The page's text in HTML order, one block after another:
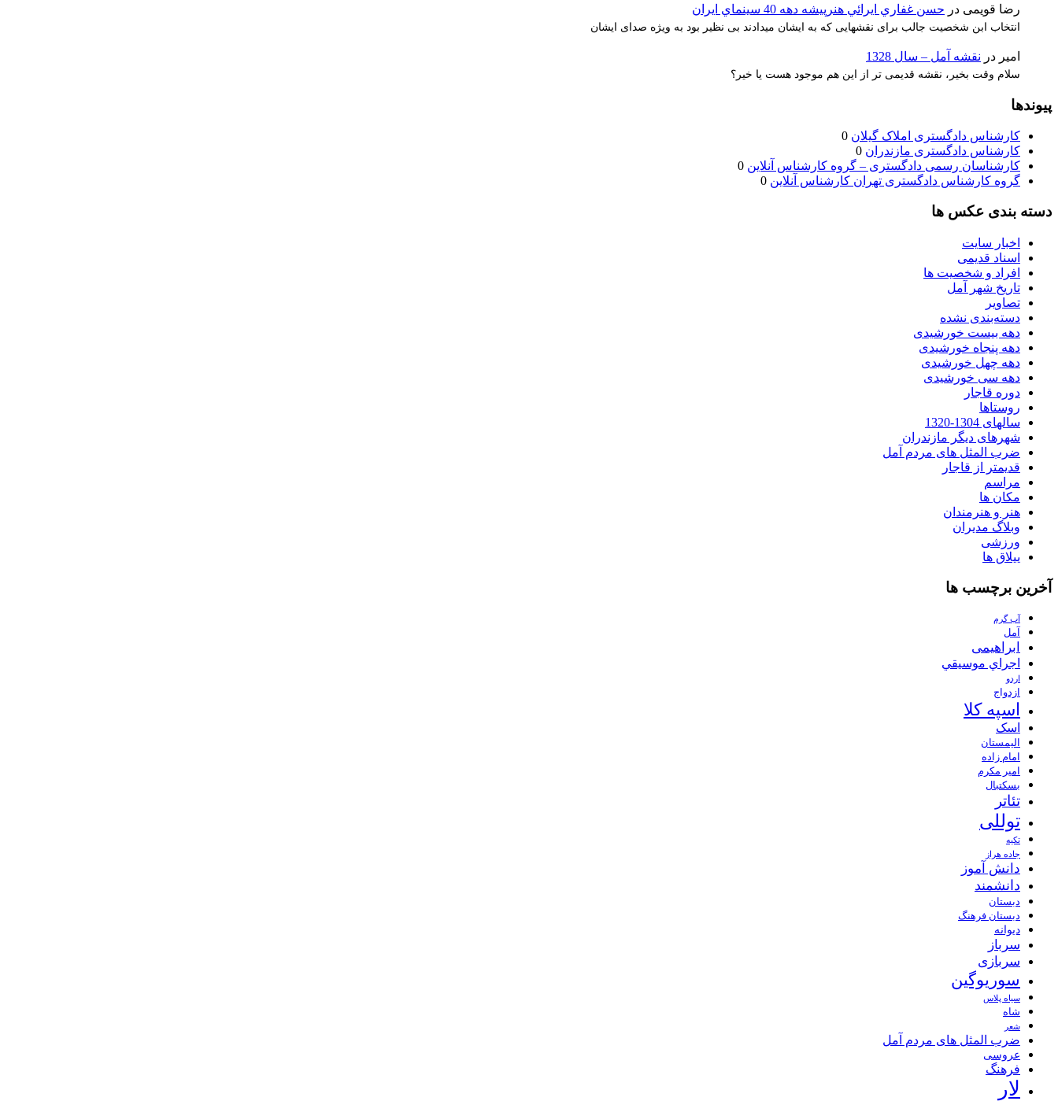
رضا قویمی در حسن غفاري ايرائي هنرپيشه دهه 40 سينماي ايران
انتخاب ابن شخصیت جالب برای نقشهایی که به ایشان میدادند بی نظیر بود به ویژه صدای ایشان
امیر در نقشه آمل – سال 1328
سلام وقت بخیر، نقشه قدیمی تر از این هم موجود هست یا خیر؟
پیوندها
کارشناس دادگستری املاک گیلان
کارشناس دادگستری مازندران
کارشناسان رسمی دادگستری – گروه کارشناس آنلاین
گروه کارشناس دادگستری تهران کارشناس آنلاین
دسته بندی عکس ها
اخبار سایت
اسناد قدیمی
افراد و شخصیت ها
تاریخ شهر آمل
تصاویر
دسته‌بندی نشده
دهه بیست خورشیدی
دهه پنجاه خورشیدی
دهه چهل خورشیدی
دهه سی خورشیدی
دوره قاجار
روستاها
سالهای 1304-1320
شهرهای دیگر مازندران
ضرب المثل های مردم آمل
قدیمتر از قاجار
مراسم
مکان ها
هنر و هنرمندان
وبلاگ مدیران
ورزشی
ییلاق ها
آخرین برچسب ها
آب گرم
آمل
ابراهیمی
اجراي موسيقي
اردو
ازدواج
اسپه کلا
اسک
الیمستان
امام زاده
امیر مکرم
بسکتبال
تئاتر
توللی
تکیه
جاده هراز
دانش آموز
دانشمند
دبستان
دبستان فرهنگ
دیوانه
سرباز
سربازی
سوریوگین
سیاه پلاس
شاه
شعر
ضرب المثل های مردم آمل
عروسی
فرهنگ
لار